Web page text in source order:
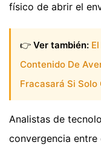
físico de abrir el
👉 Ver también:
Contenido De
Fracasará Si Solo
Analistas de
convergencia